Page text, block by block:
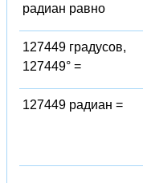
радиан равно
127449 градусов,
127449° =
127449 радиан =